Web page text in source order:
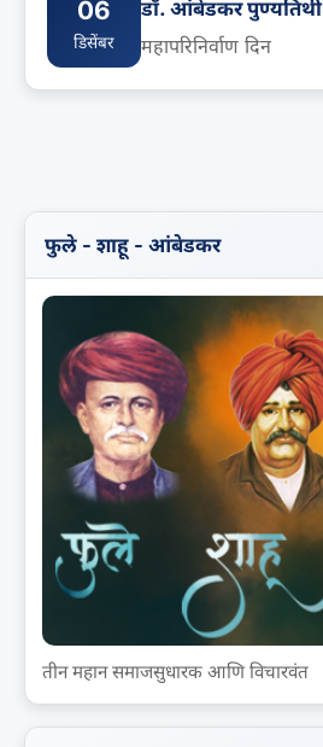
06
डिसेंबर
डॉ. आंबेडकर पुण्यतिथी
महापरिनिर्वाण दिन
फुले - शाहू - आंबेडकर
तीन महान समाजसुधारक आणि विचारवंत